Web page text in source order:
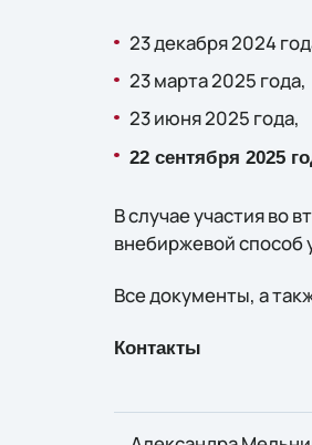
23 декабря 2024
23 марта 2025 года,
23 июня 2025 года,
22 сентября 2025
В случае участия во
внебиржевой способ
Все документы, а
Контакты